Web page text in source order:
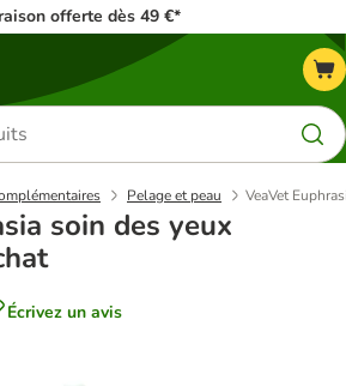
offerte dès 49 €*
Pelage et peau VeaVet
soin des yeux
Écrivez un avis